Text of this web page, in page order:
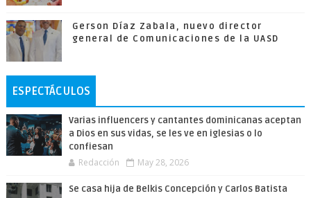
Gerson Díaz Zabala, nuevo director
general de Comunicaciones de la UASD
ESPECTÁCULOS
Varias influencers y cantantes dominicanas aceptan
a Dios en sus vidas, se les ve en iglesias o lo
confiesan
Redacción May 28, 2026
Se casa hija de Belkis Concepción y Carlos Batista